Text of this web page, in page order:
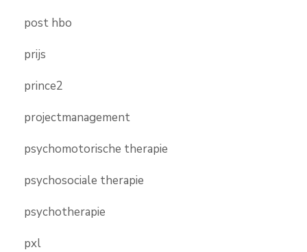
post hbo
prijs
prince2
projectmanagement
psychomotorische therapie
psychosociale therapie
psychotherapie
pxl